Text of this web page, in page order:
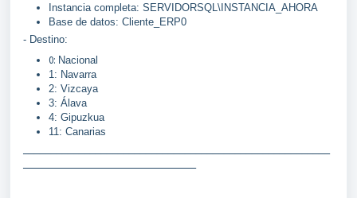
Instancia completa: SERVIDORSQL\INSTANCIA_AHORA
Base de datos: Cliente_ERP0
- Destino:
0: Nacional
1: Navarra
2: Vizcaya
3: Álava
4: Gipuzkua
11: Canarias